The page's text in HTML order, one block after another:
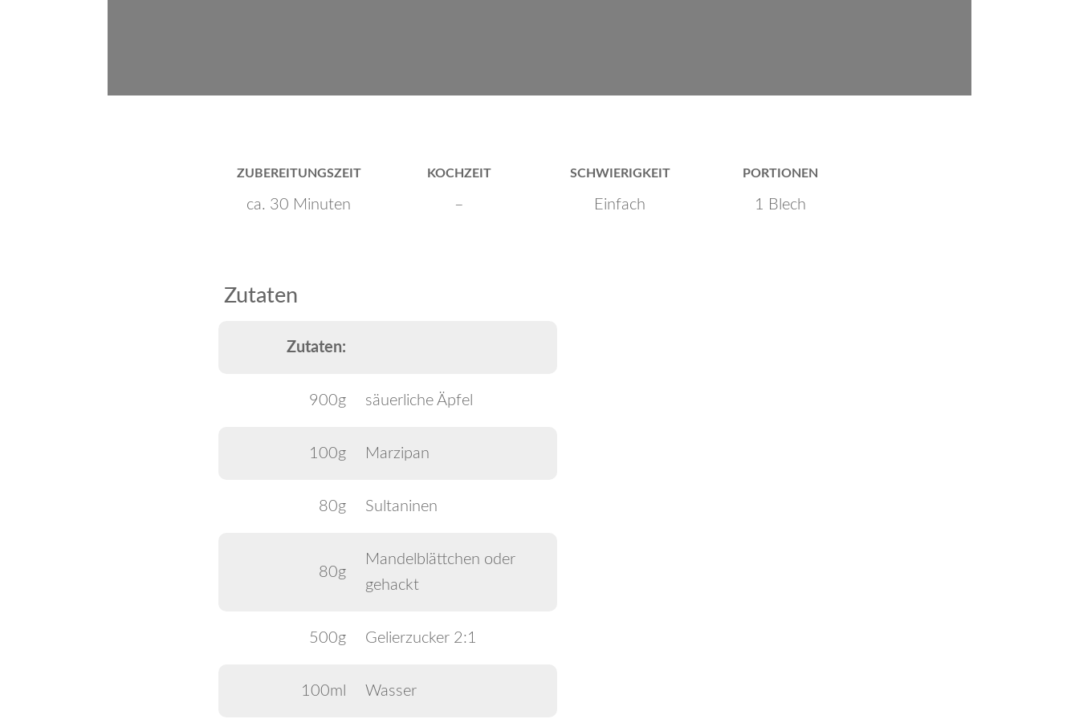
ZUBEREITUNGSZEIT
ca. 30 Minuten
KOCHZEIT
–
SCHWIERIGKEIT
Einfach
PORTIONEN
1 Blech
Zutaten
Zutaten:
900g säuerliche Äpfel
100g Marzipan
80g Sultaninen
80g
Mandelblättchen oder
gehackt
500g Gelierzucker 2:1
100ml Wasser